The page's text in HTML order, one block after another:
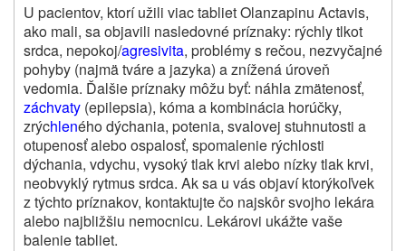
U pacientov, ktorí užili viac tabliet Olanzapinu Actavis,
ako mali, sa objavili nasledovné príznaky: rýchly tlkot
srdca, nepokoj/agresivita, problémy s rečou, nezvyčajné
pohyby (najmä tváre a jazyka) a znížená úroveň
vedomia. Ďalšie príznaky môžu byť: náhla zmätenosť,
záchvaty (epilepsia), kóma a kombinácia horúčky,
zrýchleného dýchania, potenia, svalovej stuhnutosti a
otupenosť alebo ospalosť, spomalenie rýchlosti
dýchania, vdychu, vysoký tlak krvi alebo nízky tlak krvi,
neobvyklý rytmus srdca. Ak sa u vás objaví ktorýkoľvek
z týchto príznakov, kontaktujte čo najskôr svojho lekára
alebo najbližšiu nemocnicu. Lekárovi ukážte vaše
balenie tabliet.